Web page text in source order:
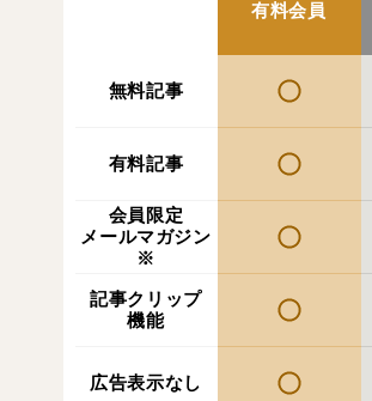
有料会員
無料記事
有料記事
会員限定
メールマガジン
※
記事クリップ
機能
広告表示なし